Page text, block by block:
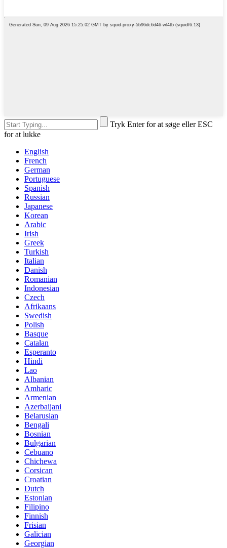
Tryk Enter for at søge eller ESC
for at lukke
English
French
German
Portuguese
Spanish
Russian
Japanese
Korean
Arabic
Irish
Greek
Turkish
Italian
Danish
Romanian
Indonesian
Czech
Afrikaans
Swedish
Polish
Basque
Catalan
Esperanto
Hindi
Lao
Albanian
Amharic
Armenian
Azerbaijani
Belarusian
Bengali
Bosnian
Bulgarian
Cebuano
Chichewa
Corsican
Croatian
Dutch
Estonian
Filipino
Finnish
Frisian
Galician
Georgian